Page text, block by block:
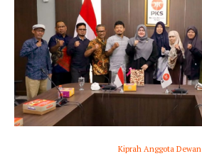
Kiprah Anggota Dewan